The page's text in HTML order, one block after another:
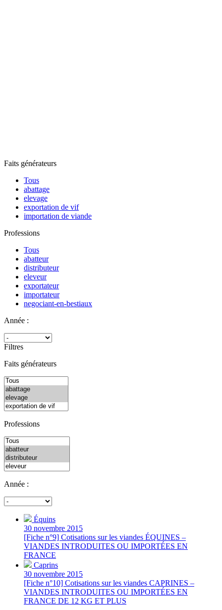
Faits générateurs
Tous
abattage
elevage
exportation de vif
importation de viande
Professions
Tous
abatteur
distributeur
eleveur
exportateur
importateur
negociant-en-bestiaux
Année :
Filtres
Faits générateurs
Professions
Année :
Équins
30 novembre 2015
[Fiche n°9] Cotisations sur les viandes ÉQUINES –
VIANDES INTRODUITES OU IMPORTÉES EN
FRANCE
Caprins
30 novembre 2015
[Fiche n°10] Cotisations sur les viandes CAPRINES –
VIANDES INTRODUITES OU IMPORTÉES EN
FRANCE DE 12 KG ET PLUS